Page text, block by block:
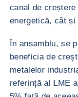
canal de
energetică, cât și
În ansamblu, se
beneficia de
metalelor
referință al LME